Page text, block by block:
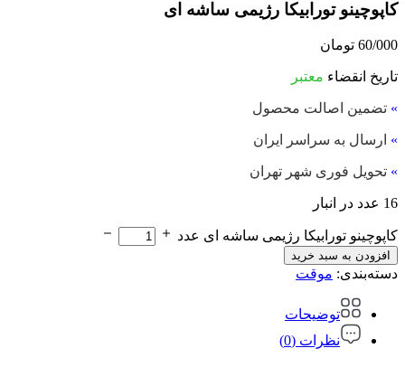
کاپوچینو تورابیکا رژیمی ساشه ای
60/000 تومان
تاریخ انقضاء معتبر
» تضمین اصالت محصول
» ارسال به سراسر ایران
» تحویل فوری شهر تهران
16 عدد در انبار
کاپوچینو تورابیکا رژیمی ساشه ای عدد
افزودن به سبد خرید
دسته‌بندی: موقت
توضیحات
نظرات (0)